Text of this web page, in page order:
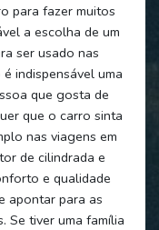
para fazer muitos
a escolha de um
ser usado nas
indispensável uma
que gosta de
que o carro sinta
nas viagens em
de cilindrada e
e qualidade
apontar para as
Se tiver uma família